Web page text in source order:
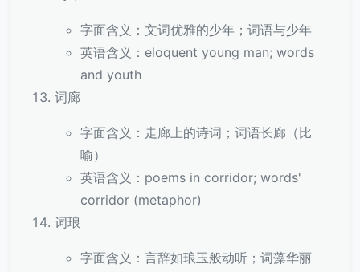
字面含义：文词优雅的少年；词语与少年
英语含义：eloquent young man; words
and youth
词廊
字面含义：走廊上的诗词；词语长廊（比
喻）
英语含义：poems in corridor; words'
corridor (metaphor)
词琅
字面含义：言辞如琅玉般动听；词藻华丽